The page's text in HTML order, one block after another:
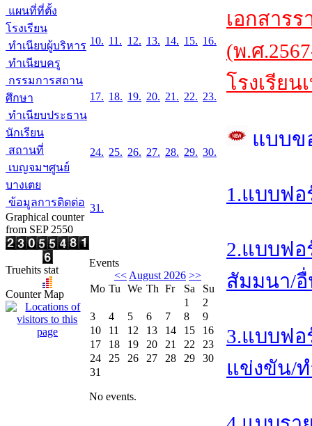
แผนที่ที่ตั้ง
โรงเรียน
ทำเนียบผู้บริหาร
ทำเนียบครู
กรรมการสถาน
ศึกษา
ทำเนียบประธาน
นักเรียน
สถานที่
เบญจมฯศูนย์
บางเตย
ข้อมูลการติดต่อ
Graphical counter
from SEP 2550
Truehits stat
Counter Map
10. 11. 12. 13. 14. 15. 16.
17. 18. 19. 20. 21. 22. 23.
24. 25. 26. 27. 28. 29. 30.
31.
Events
<< August 2026 >>
Mo Tu We Th Fr Sa
Su
1
2
3
4 5 6 7 8
9
10
11 12 13 14 15
16
17
18 19 20 21 22
23
24
25 26 27 28 29
30
31
No events.
เอกสาร
(พ.ศ
โรงเรีย
แบบข
1.แบบฟ
2.แบบฟ
สัมมนา/
3.แบบฟอ
แข่งขัน/